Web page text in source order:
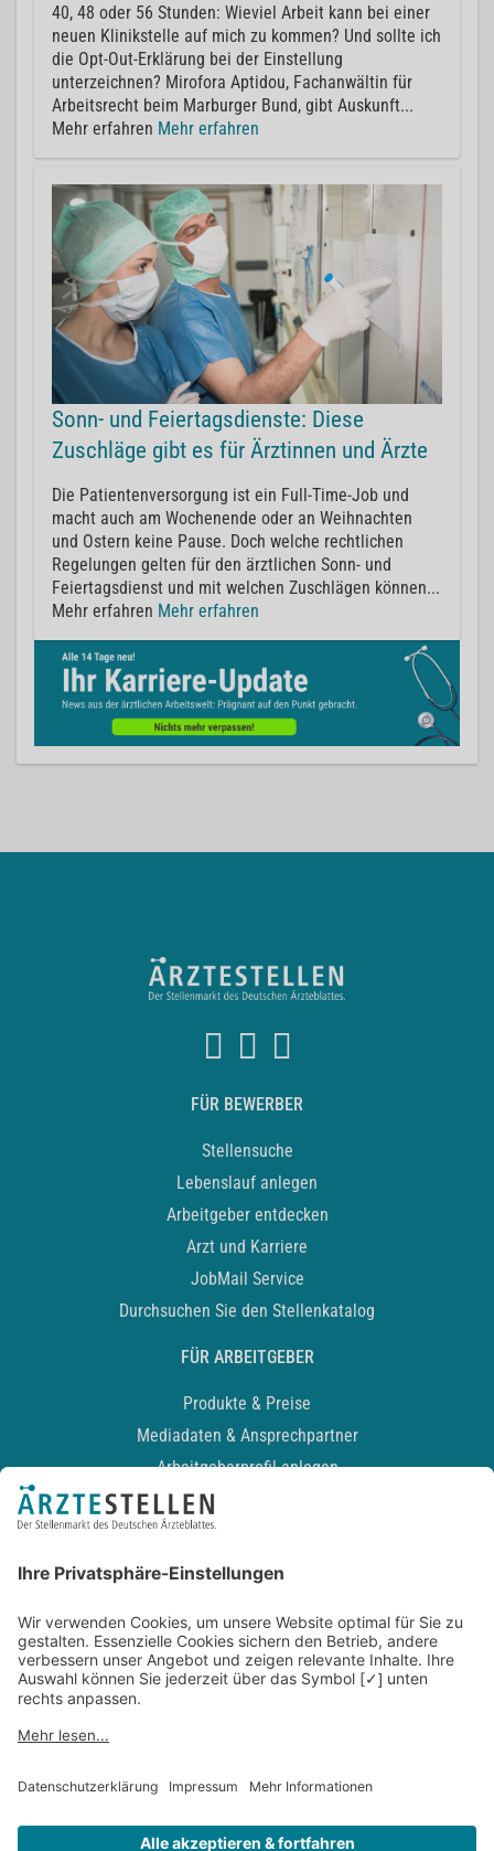
40, 48 oder 56 Stunden: Wieviel Arbeit kann bei einer
neuen Klinikstelle auf mich zu kommen? Und sollte ich
die Opt-Out-Erklärung bei der Einstellung
unterzeichnen? Mirofora Aptidou, Fachanwältin für
Arbeitsrecht beim Marburger Bund, gibt Auskunft...
Mehr erfahren Mehr erfahren
Sonn- und Feiertagsdienste: Diese
Zuschläge gibt es für Ärztinnen und Ärzte
Die Patientenversorgung ist ein Full-Time-Job und
macht auch am Wochenende oder an Weihnachten
und Ostern keine Pause. Doch welche rechtlichen
Regelungen gelten für den ärztlichen Sonn- und
Feiertagsdienst und mit welchen Zuschlägen können...
Mehr erfahren Mehr erfahren
FÜR BEWERBER
Stellensuche
Lebenslauf anlegen
Arbeitgeber entdecken
Arzt und Karriere
JobMail Service
Durchsuchen Sie den Stellenkatalog
FÜR ARBEITGEBER
Produkte & Preise
Mediadaten & Ansprechpartner
Arbeitgeberprofil anlegen
Recruiting-Podcast
Kontakt
Datenschutz
Newsletter